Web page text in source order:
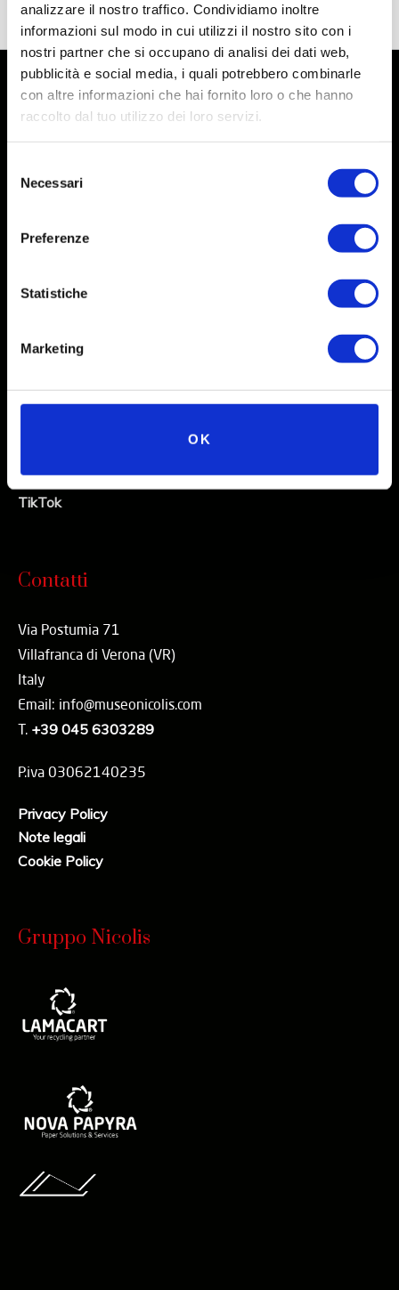
analizzare il nostro traffico. Condividiamo inoltre
informazioni sul modo in cui utilizzi il nostro sito con i
nostri partner che si occupano di analisi dei dati web,
pubblicità e social media, i quali potrebbero combinarle
con altre informazioni che hai fornito loro o che hanno
raccolto dal tuo utilizzo dei loro servizi.
delNecessari
Preferenze
Statistiche
Marketing
OK
Social
X
Youtube
TikTok
Contatti
Via Postumia 71
Villafranca di Verona (VR)
Italy
Email: info@museonicolis.com
T. +39 045 6303289
P.iva 03062140235
Privacy Policy
Note legali
Cookie Policy
Gruppo Nicolis